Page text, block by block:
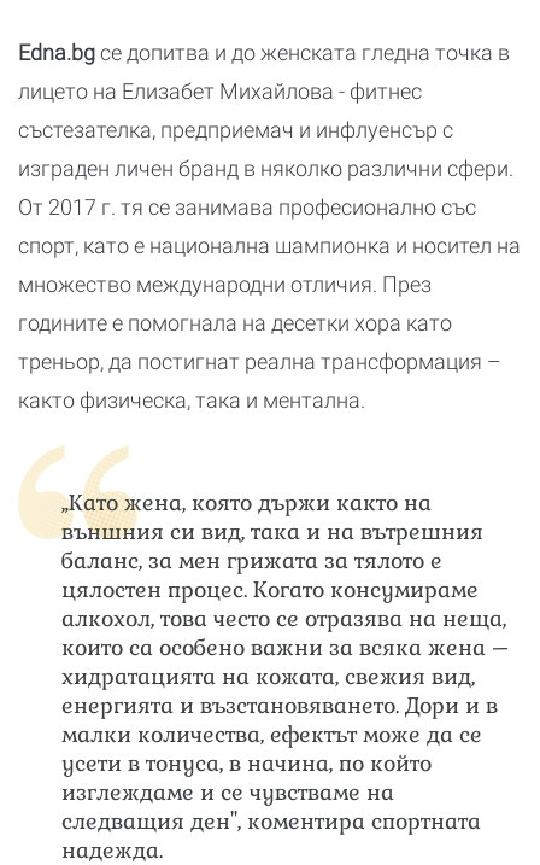
Еdna.bgсе допитва и до женската гледна точка в
лицето на Елизабет Михайлова - фитнес
състезателка, предприемач и инфлуенсър с
изграден личен бранд в няколко различни сфери.
От 2017 г. тя се занимава професионално със
спорт, като е национална шампионка и носител на
множество международни отличия. През
годините е помогнала на десетки хора като
треньор, да постигнат реална трансформация –
както физическа, така и ментална.
„Като жена, която държи както на
външния си вид, така и на вътрешния
баланс, за мен грижата за тялото е
цялостен процес. Когато консумираме
алкохол, това често се отразява на неща,
които са особено важни за всяка жена –
хидратацията на кожата, свежия вид,
енергията и възстановяването. Дори и в
малки количества, ефектът може да се
усети в тонуса, в начина, по който
изглеждаме и се чувстваме на
следващия ден", коментира спортната
надежда.